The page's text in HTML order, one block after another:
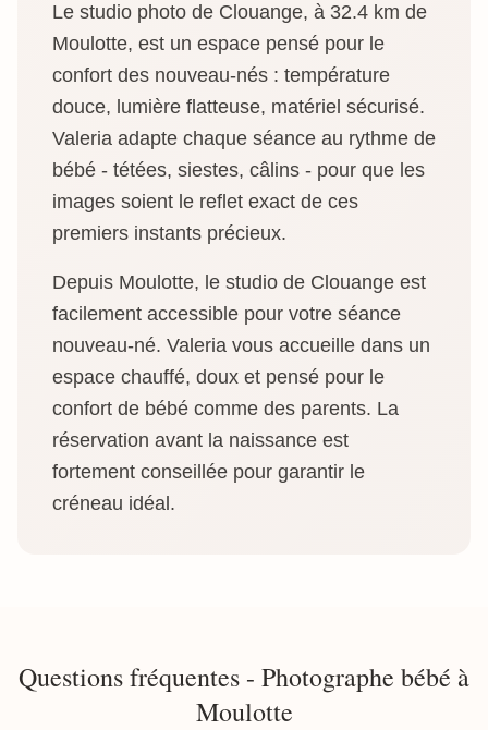
Le studio photo de Clouange, à 32.4 km de
Moulotte, est un espace pensé pour le
confort des nouveau-nés : température
douce, lumière flatteuse, matériel sécurisé.
Valeria adapte chaque séance au rythme de
bébé - tétées, siestes, câlins - pour que les
images soient le reflet exact de ces
premiers instants précieux.
Depuis Moulotte, le studio de Clouange est
facilement accessible pour votre séance
nouveau-né. Valeria vous accueille dans un
espace chauffé, doux et pensé pour le
confort de bébé comme des parents. La
réservation avant la naissance est
fortement conseillée pour garantir le
créneau idéal.
Questions fréquentes - Photographe bébé à
Moulotte